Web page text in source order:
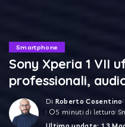
Smartphone
Sony Xperia 1 VII
professionali,
Posted
by
Di Roberto Cosentino
5 minuti di lettura